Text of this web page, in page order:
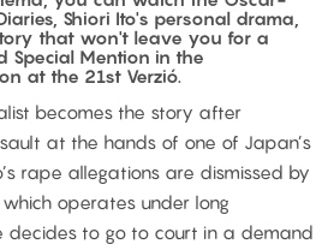
Shiori Ito's personal drama,
that won't leave you for a
Special Mention in the
at the 21st Verzió.
becomes the story after
at the hands of one of Japan’s
rape allegations are dismissed by
which operates under long
decides to go to court in a demand